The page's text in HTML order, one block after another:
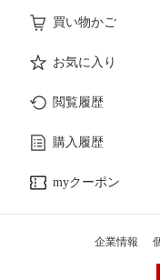
買い物かご
お気に入り
閲覧履歴
購入履歴
myクーポン
企業情報